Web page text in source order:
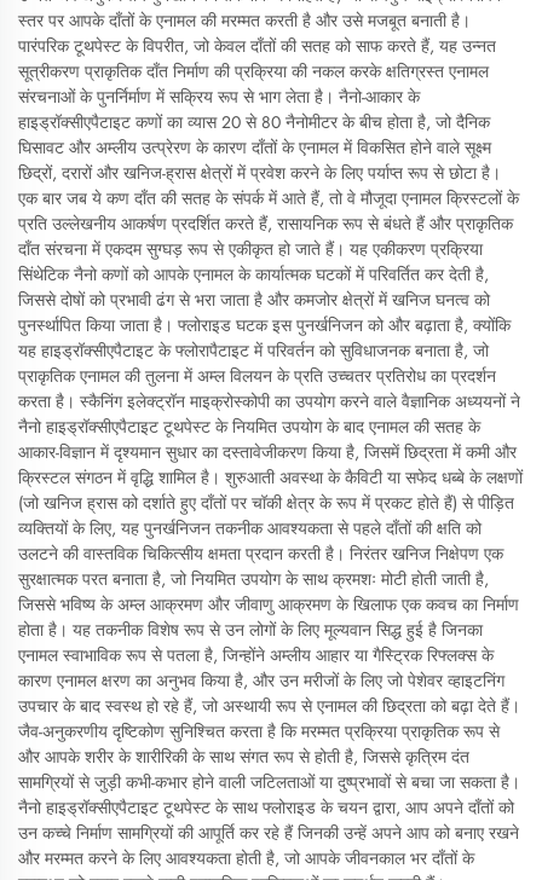
स्तर पर आपके दाँतों के एनामल की मरम्मत करती है और उसे मजबूत बनाती है।
पारंपरिक टूथपेस्ट के विपरीत, जो केवल दाँतों की सतह को साफ करते हैं, यह उन्नत
सूत्रीकरण प्राकृतिक दाँत निर्माण की प्रक्रिया की नकल करके क्षतिग्रस्त एनामल
संरचनाओं के पुनर्निर्माण में सक्रिय रूप से भाग लेता है। नैनो-आकार के
हाइड्रॉक्सीएपैटाइट कणों का व्यास 20 से 80 नैनोमीटर के बीच होता है, जो दैनिक
घिसावट और अम्लीय उत्प्रेरण के कारण दाँतों के एनामल में विकसित होने वाले सूक्ष्म
छिद्रों, दरारों और खनिज-ह्रास क्षेत्रों में प्रवेश करने के लिए पर्याप्त रूप से छोटा है।
एक बार जब ये कण दाँत की सतह के संपर्क में आते हैं, तो वे मौजूदा एनामल क्रिस्टलों के
प्रति उल्लेखनीय आकर्षण प्रदर्शित करते हैं, रासायनिक रूप से बंधते हैं और प्राकृतिक
दाँत संरचना में एकदम सुग्घड़ रूप से एकीकृत हो जाते हैं। यह एकीकरण प्रक्रिया
सिंथेटिक नैनो कणों को आपके एनामल के कार्यात्मक घटकों में परिवर्तित कर देती है,
जिससे दोषों को प्रभावी ढंग से भरा जाता है और कमजोर क्षेत्रों में खनिज घनत्व को
पुनर्स्थापित किया जाता है। फ्लोराइड घटक इस पुनर्खनिजन को और बढ़ाता है, क्योंकि
यह हाइड्रॉक्सीएपैटाइट के फ्लोरापैटाइट में परिवर्तन को सुविधाजनक बनाता है, जो
प्राकृतिक एनामल की तुलना में अम्ल विलयन के प्रति उच्चतर प्रतिरोध का प्रदर्शन
करता है। स्कैनिंग इलेक्ट्रॉन माइक्रोस्कोपी का उपयोग करने वाले वैज्ञानिक अध्ययनों ने
नैनो हाइड्रॉक्सीएपैटाइट टूथपेस्ट के नियमित उपयोग के बाद एनामल की सतह के
आकार-विज्ञान में दृश्यमान सुधार का दस्तावेजीकरण किया है, जिसमें छिद्रता में कमी और
क्रिस्टल संगठन में वृद्धि शामिल है। शुरुआती अवस्था के कैविटी या सफेद धब्बे के लक्षणों
(जो खनिज ह्रास को दर्शाते हुए दाँतों पर चॉकी क्षेत्र के रूप में प्रकट होते हैं) से पीड़ित
व्यक्तियों के लिए, यह पुनर्खनिजन तकनीक आवश्यकता से पहले दाँतों की क्षति को
उलटने की वास्तविक चिकित्सीय क्षमता प्रदान करती है। निरंतर खनिज निक्षेपण एक
सुरक्षात्मक परत बनाता है, जो नियमित उपयोग के साथ क्रमशः मोटी होती जाती है,
जिससे भविष्य के अम्ल आक्रमण और जीवाणु आक्रमण के खिलाफ एक कवच का निर्माण
होता है। यह तकनीक विशेष रूप से उन लोगों के लिए मूल्यवान सिद्ध हुई है जिनका
एनामल स्वाभाविक रूप से पतला है, जिन्होंने अम्लीय आहार या गैस्ट्रिक रिफ्लक्स के
कारण एनामल क्षरण का अनुभव किया है, और उन मरीजों के लिए जो पेशेवर व्हाइटनिंग
उपचार के बाद स्वस्थ हो रहे हैं, जो अस्थायी रूप से एनामल की छिद्रता को बढ़ा देते हैं।
जैव-अनुकरणीय दृष्टिकोण सुनिश्चित करता है कि मरम्मत प्रक्रिया प्राकृतिक रूप से
और आपके शरीर के शारीरिकी के साथ संगत रूप से होती है, जिससे कृत्रिम दंत
सामग्रियों से जुड़ी कभी-कभार होने वाली जटिलताओं या दुष्प्रभावों से बचा जा सकता है।
नैनो हाइड्रॉक्सीएपैटाइट टूथपेस्ट के साथ फ्लोराइड के चयन द्वारा, आप अपने दाँतों को
उन कच्चे निर्माण सामग्रियों की आपूर्ति कर रहे हैं जिनकी उन्हें अपने आप को बनाए रखने
और मरम्मत करने के लिए आवश्यकता होती है, जो आपके जीवनकाल भर दाँतों के